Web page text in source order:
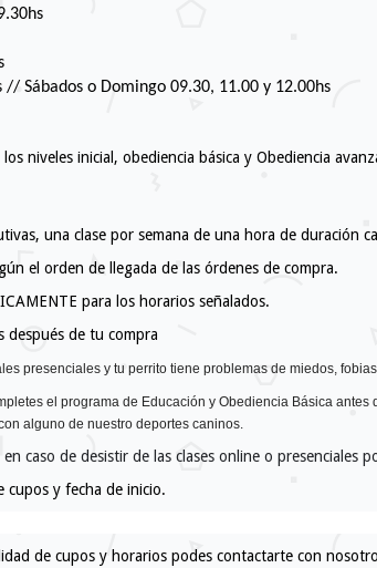
Sábados o Domingo 09.30, 11.00 y 12.00hs
niveles inicial, obediencia básica y Obediencia
una clase por semana de una hora de duración
el orden de llegada de las órdenes de compra.
para los horarios señalados.
después de tu compra
presenciales y tu perrito tiene problemas de miedos,
el programa de Educación y Obediencia Básica
alguno de nuestro deportes caninos.
caso de desistir de las clases online o presenciales
cupos y fecha de inicio.
de cupos y horarios podes contactarte con